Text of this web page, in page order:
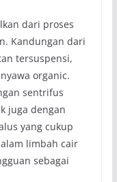
dari proses
Kandungan dari
tersuspensi,
organic.
sentrifus
juga dengan
yang cukup
limbah cair
sebagai